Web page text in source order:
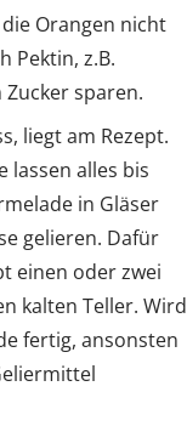
Orangen nicht
Pektin, z.B.
sparen.
liegt am Rezept.
lassen alles bis
in Gläser
gelieren. Dafür
einen oder zwei
kalten Teller. Wird
fertig, ansonsten